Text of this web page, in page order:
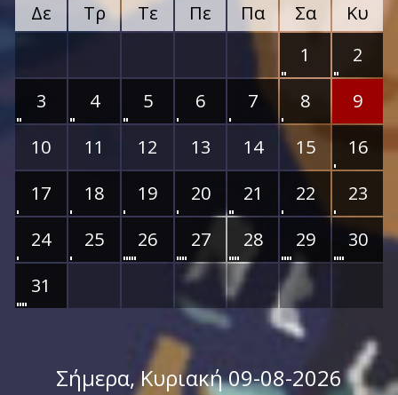
Δε Τρ Τε Πε Πα Σα
Κυ
1
2
3
4 5 6 7 8
9
10
11 12 13 14 15
16
17
18 19 20 21 22
23
24
25 26 27 28 29
30
31
Σήμερα, Κυριακή 09-08-2026